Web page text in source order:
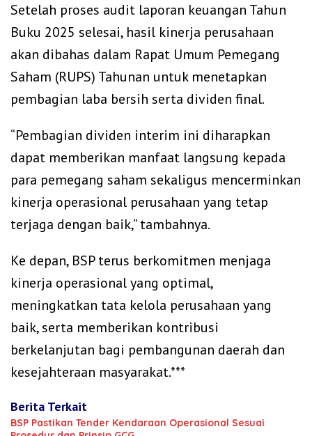
Setelah proses audit laporan keuangan Tahun
Buku 2025 selesai, hasil kinerja perusahaan
akan dibahas dalam Rapat Umum Pemegang
Saham (RUPS) Tahunan untuk menetapkan
pembagian laba bersih serta dividen final.
“Pembagian dividen interim ini diharapkan
dapat memberikan manfaat langsung kepada
para pemegang saham sekaligus mencerminkan
kinerja operasional perusahaan yang tetap
terjaga dengan baik,” tambahnya.
Ke depan, BSP terus berkomitmen menjaga
kinerja operasional yang optimal,
meningkatkan tata kelola perusahaan yang
baik, serta memberikan kontribusi
berkelanjutan bagi pembangunan daerah dan
kesejahteraan masyarakat.***
Berita Terkait
BSP Pastikan Tender Kendaraan Operasional Sesuai